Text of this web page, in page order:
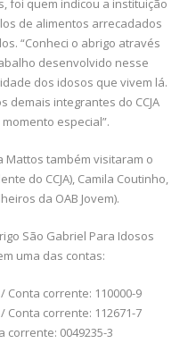
foi quem indicou a instituição
de alimentos arrecadados
“Conheci o abrigo através
desenvolvido nesse
dos idosos que vivem lá.
demais integrantes do CCJA
especial”.
Mattos também visitaram o
do CCJA), Camila Coutinho,
da OAB Jovem).
São Gabriel Para Idosos
uma das contas:
Conta corrente: 110000-9
Conta corrente: 112671-7
corrente: 0049235-3